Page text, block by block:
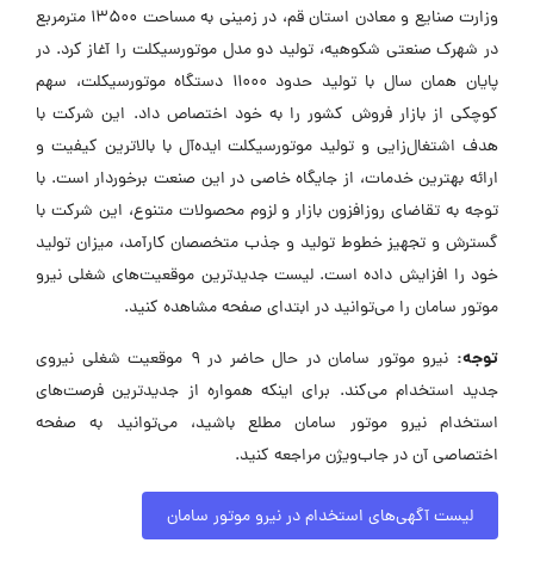
وزارت صنایع و معادن استان قم، در زمینی به مساحت 13500 مترمربع
در شهرک صنعتی شکوهیه، تولید دو مدل موتورسیکلت را آغاز کرد. در
پایان همان سال با تولید حدود 11000 دستگاه موتورسیکلت، سهم
کوچکی از بازار فروش کشور را به خود اختصاص داد. این شرکت با
هدف اشتغال‌زایی و تولید موتورسیکلت ایده‌آل با بالاترین کیفیت و
ارائه بهترین خدمات، از جایگاه خاصی در این صنعت برخوردار است. با
توجه به تقاضای روزافزون بازار و لزوم محصولات متنوع، این شرکت با
گسترش و تجهیز خطوط تولید و جذب متخصصان کارآمد، میزان تولید
خود را افزایش داده است. لیست جدیدترین موقعیت‌های شغلی نیرو
موتور سامان را می‌توانید در ابتدای صفحه مشاهده کنید.
توجه:
نیرو موتور سامان در حال حاضر در ۹ موقعیت شغلی نیروی
جدید استخدام می‌کند. برای اینکه همواره از جدیدترین فرصت‌های
استخدام نیرو موتور سامان مطلع باشید، می‌توانید به صفحه
اختصاصی آن در جاب‌ویژن مراجعه کنید.
لیست آگهی‌های استخدام در نیرو موتور سامان